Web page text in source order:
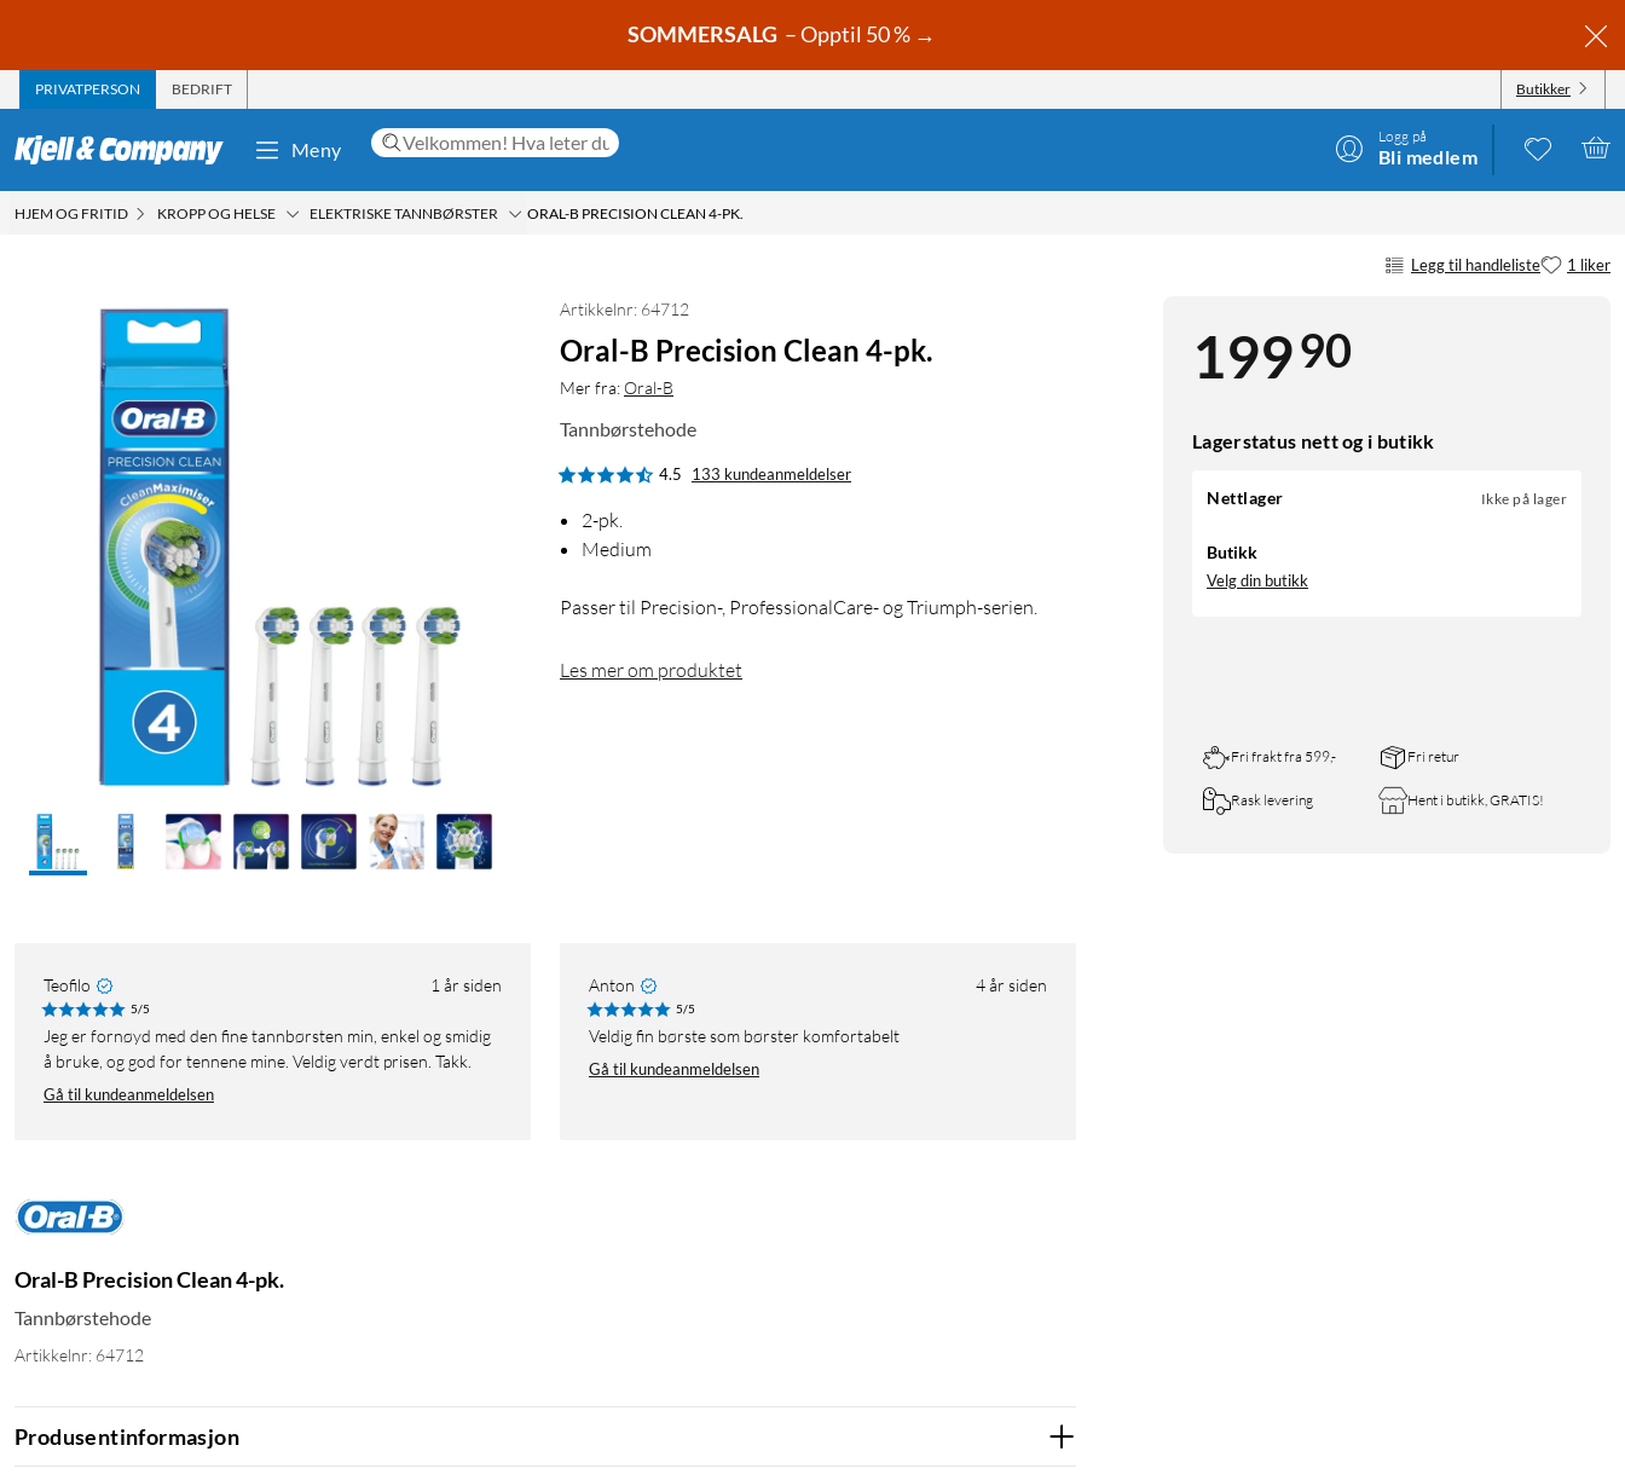
SOMMERSALG – Opptil 50 % →
PRIVATPERSON BEDRIFT Butikker
Meny
Logg på
Bli medlem
HJEM OG FRITID KROPP OG HELSE ELEKTRISKE TANNBØRSTER ORAL-B PRECISION CLEAN 4-PK.
Legg til handleliste 1 liker
19990
Lagerstatus nett og i butikk
Nettlager Ikke på lager
Butikk
Velg din butikk
Fri frakt fra 599,- Fri retur
Rask levering Hent i butikk, GRATIS!
Artikkelnr: 64712
Oral-B Precision Clean 4-pk.
Mer fra:Oral-B
Tannbørstehode
4.5 133 kundeanmeldelser
2-pk.
Medium
Passer til Precision-, ProfessionalCare- og Triumph-serien.
Les mer om produktet
Teofilo 1 år siden
5/5
Jeg er fornøyd med den fine tannbørsten min, enkel og smidig
å bruke, og god for tennene mine. Veldig verdt prisen. Takk.
Gå til kundeanmeldelsen
Anton 4 år siden
5/5
Veldig fin børste som børster komfortabelt
Gå til kundeanmeldelsen
Oral-B Precision Clean 4-pk.
Tannbørstehode
Artikkelnr: 64712
Produsentinformasjon